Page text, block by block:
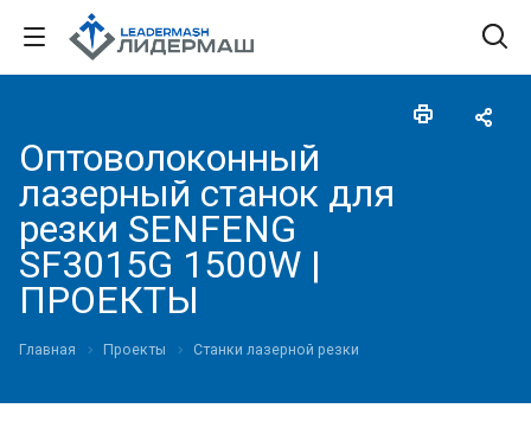
Оптоволоконный
лазерный станок для
резки SENFENG
SF3015G 1500W |
ПРОЕКТЫ
Главная Проекты Станки лазерной резки